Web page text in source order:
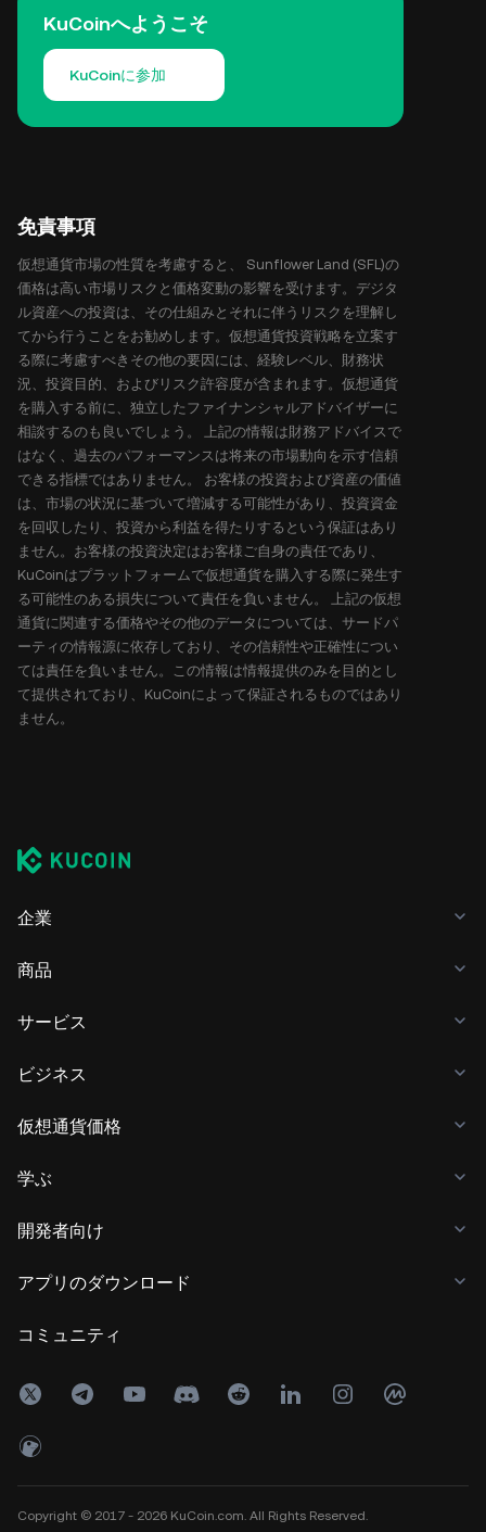
KuCoinへようこそ
KuCoinに参加
免責事項
仮想通貨市場の性質を考慮すると、 Sunflower Land (SFL)の
価格は高い市場リスクと価格変動の影響を受けます。デジタ
ル資産への投資は、その仕組みとそれに伴うリスクを理解し
てから行うことをお勧めします。仮想通貨投資戦略を立案す
る際に考慮すべきその他の要因には、経験レベル、財務状
況、投資目的、およびリスク許容度が含まれます。仮想通貨
を購入する前に、独立したファイナンシャルアドバイザーに
相談するのも良いでしょう。 上記の情報は財務アドバイスで
はなく、過去のパフォーマンスは将来の市場動向を示す信頼
できる指標ではありません。 お客様の投資および資産の価値
は、市場の状況に基づいて増減する可能性があり、投資資金
を回収したり、投資から利益を得たりするという保証はあり
ません。お客様の投資決定はお客様ご自身の責任であり、
KuCoinはプラットフォームで仮想通貨を購入する際に発生す
る可能性のある損失について責任を負いません。 上記の仮想
通貨に関連する価格やその他のデータについては、サードパ
ーティの情報源に依存しており、その信頼性や正確性につい
ては責任を負いません。この情報は情報提供のみを目的とし
て提供されており、KuCoinによって保証されるものではあり
ません。
企業
商品
サービス
ビジネス
仮想通貨価格
学ぶ
開発者向け
アプリのダウンロード
コミュニティ
Copyright © 2017 - 2026 KuCoin.com. All Rights Reserved.